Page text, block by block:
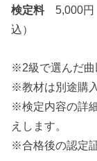
検定料5,000円
込）
※2級で選んだ曲
※教材は別途購
※検定内容の詳
えします。
※合格後の認定